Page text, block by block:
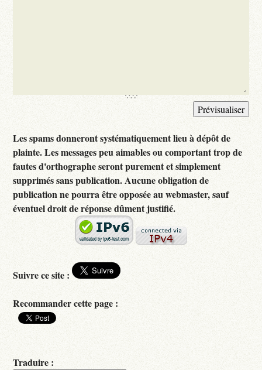
Les spams donneront systématiquement lieu à dépôt de
plainte. Les messages peu aimables ou comportant trop de
fautes d'orthographe seront purement et simplement
supprimés sans publication. Aucune obligation de
publication ne pourra être opposée au webmaster, sauf
éventuel droit de réponse dûment justifié.
Suivre ce site :
Recommander cette page :
Traduire :